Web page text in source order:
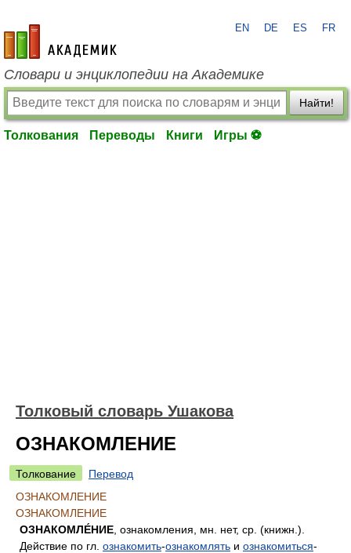
academic.ru
EN DE ES FR
Словари и энциклопедии на Академике
Найти!
Толкования Переводы Книги Игры ⚽
Толковый словарь Ушакова
ОЗНАКОМЛЕНИЕ
Толкование
Перевод
ОЗНАКОМЛЕНИЕ
ОЗНАКОМЛЕНИЕ
ОЗНАКОМЛЕ́НИЕ , ознакомления, мн. нет, ср. (книжн.).
Действие по гл. ознакомить-ознакомлять и ознакомиться-